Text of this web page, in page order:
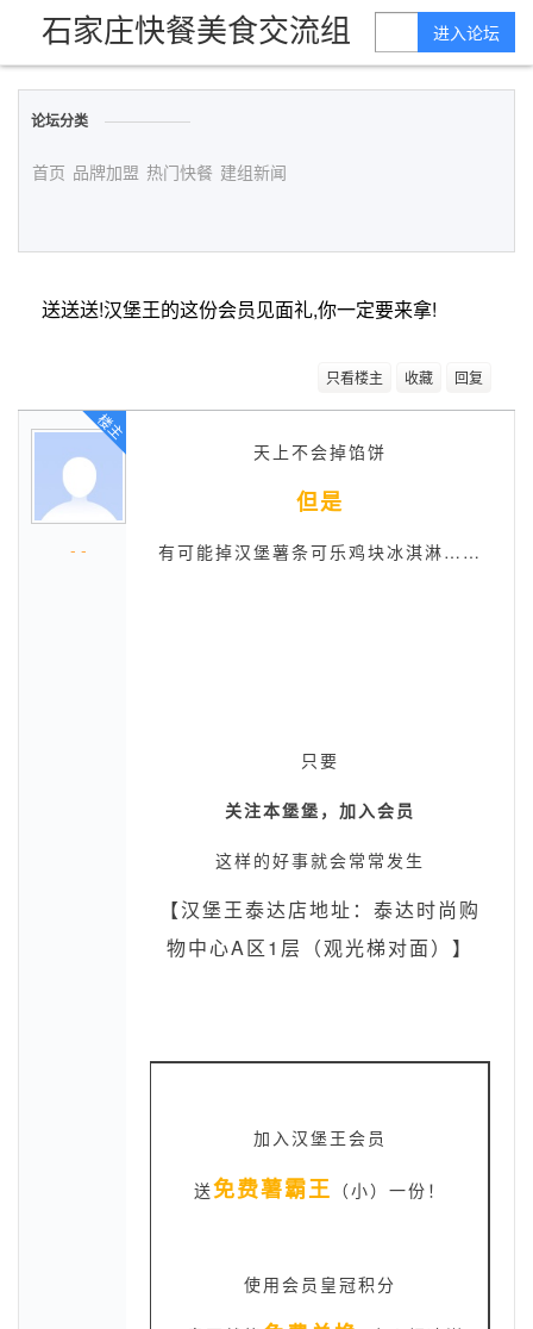
石家庄快餐美食交流组 进入论坛
论坛分类
首页 品牌加盟 热门快餐 建组新闻
送送送!汉堡王的这份会员见面礼,你一定要来拿!
只看楼主 收藏 回复
- -
楼主
天上不会掉馅饼
但是
有可能掉汉堡薯条可乐鸡块冰淇淋……
只要
关注本堡堡，加入会员
这样的好事就会常常发生
【汉堡王泰达店地址：泰达时尚购
物中心A区1层（观光梯对面）】
加入汉堡王会员
送免费薯霸王 （小）一份！
使用会员皇冠积分